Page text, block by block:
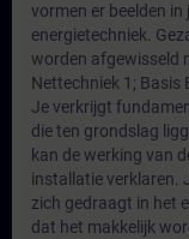
vormen er beelden
energietechniek.
worden afgewisseld
Nettechniek 1; Basis
Je verkrijgt
die ten grondslag
kan de werking van
installatie verklaren.
zich gedraagt in het
dat het makkelijk